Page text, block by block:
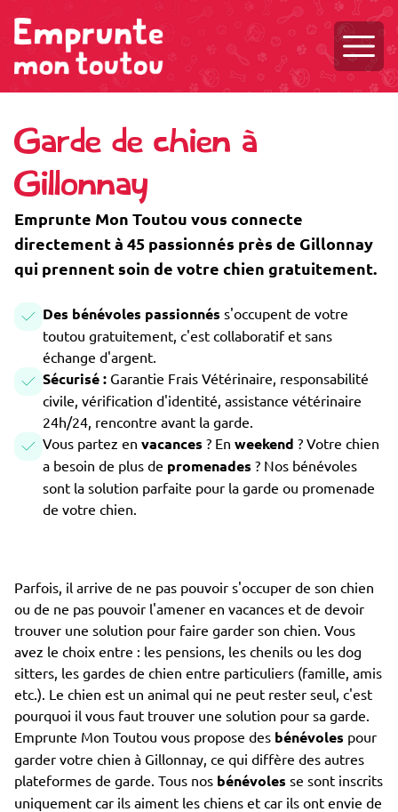
Garde de chien à
Gillonnay
Emprunte Mon Toutou vous connecte
directement à 45 passionnés près de Gillonnay
qui prennent soin de votre chien gratuitement.
Des bénévoles passionnés s'occupent de votre
toutou gratuitement, c'est collaboratif et sans
échange d'argent.
Sécurisé : Garantie Frais Vétérinaire, responsabilité
civile, vérification d'identité, assistance vétérinaire
24h/24, rencontre avant la garde.
Vous partez en vacances ? En weekend ? Votre chien
a besoin de plus de promenades ? Nos bénévoles
sont la solution parfaite pour la garde ou promenade
de votre chien.
Parfois, il arrive de ne pas pouvoir s'occuper de son chien
ou de ne pas pouvoir l'amener en vacances et de devoir
trouver une solution pour faire garder son chien. Vous
avez le choix entre : les pensions, les chenils ou les dog
sitters, les gardes de chien entre particuliers (famille, amis
etc.). Le chien est un animal qui ne peut rester seul, c'est
pourquoi il vous faut trouver une solution pour sa garde.
Emprunte Mon Toutou vous propose des bénévoles pour
garder votre chien à Gillonnay, ce qui diffère des autres
plateformes de garde. Tous nos bénévoles se sont inscrits
uniquement car ils aiment les chiens et car ils ont envie de